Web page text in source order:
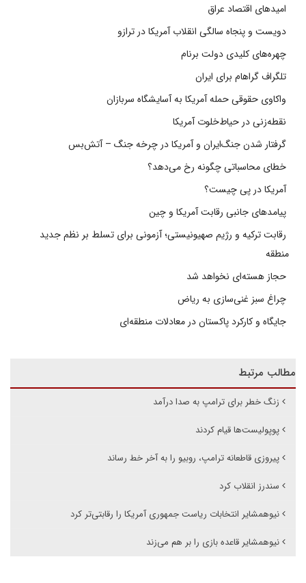
امیدهای اقتصاد عراق
دویست و پنجاه سالگی انقلاب آمریکا در ترازو
چهره‌های کلیدی دولت برنام
تلگراف گراهام برای ایران
واکاوی حقوقی حمله آمریکا به آسایشگاه سربازان
نقطه‌زنی در حیاط‌خلوت آمریکا
گرفتار شدن جنگ‌ایران و آمریکا در چرخه جنگ – آتش‌بس
خطای محاسباتی چگونه رخ می‌دهد؟
آمریکا در پی چیست؟
پیامدهای جانبی رقابت آمریکا و چین
رقابت ترکیه و رژیم صهیونیستی؛ آزمونی برای تسلط بر نظم جدید
منطقه
حجاز هسته‌ای نخواهد شد
چراغ سبز غنی‌سازی به ریاض
جایگاه و کارکرد پاکستان در معادلات منطقه‌ای
مطالب مرتبط
زنگ خطر برای ترامپ به صدا درآمد
پوپولیست‌ها قیام کردند
پیروزی قاطعانه ترامپ، روبیو را به آخر خط رساند
سندرز انقلاب کرد
نیوهمشایر انتخابات ریاست جمهوری آمریکا را رقابتی‌تر کرد
نیوهمشایر قاعده بازی را بر هم می‌زند